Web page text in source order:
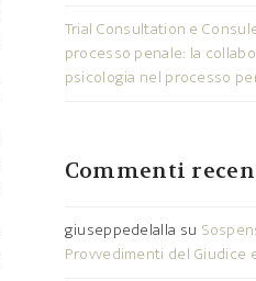
Trial Consultation e
processo penale: la
psicologia nel processo
Commenti
giuseppedelalla su
Provvedimenti del Giudice